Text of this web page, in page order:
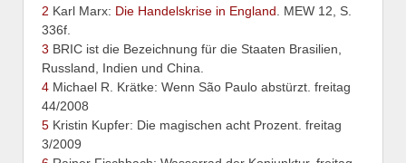
2 Karl Marx: Die Handelskrise in England . MEW 12, S.
336f.
3 BRIC ist die Bezeichnung für die Staaten Brasilien,
Russland, Indien und China.
4 Michael R. Krätke: Wenn São Paulo abstürzt. freitag
44/2008
5 Kristin Kupfer: Die magischen acht Prozent. freitag
3/2009